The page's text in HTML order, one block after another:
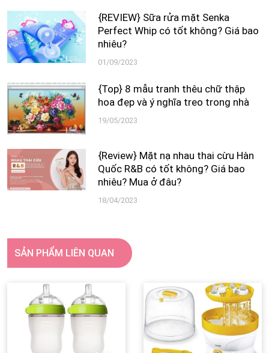
{REVIEW} Sữa rửa mặt Senka
Perfect Whip có tốt không? Giá bao
nhiêu?
01/09/2023
{Top} 8 mẫu tranh thêu chữ thập
hoa đẹp và ý nghĩa treo trong nhà
19/05/2023
{Review} Mặt nạ nhau thai cừu Hàn
Quốc R&B có tốt không? Giá bao
nhiêu? Mua ở đâu?
18/04/2023
SẢN PHẨM LIÊN QUAN